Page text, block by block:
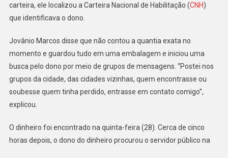
carteira, ele localizou a Carteira Nacional de Habilitação (CNH)
que identificava o dono.
Jovânio Marcos disse que não contou a quantia exata no
momento e guardou tudo em uma embalagem e iniciou uma
busca pelo dono por meio de grupos de mensagens. “Postei nos
grupos da cidade, das cidades vizinhas, quem encontrasse ou
soubesse quem tinha perdido, entrasse em contato comigo”,
explicou.
O dinheiro foi encontrado na quinta-feira (28). Cerca de cinco
horas depois, o dono do dinheiro procurou o servidor público na